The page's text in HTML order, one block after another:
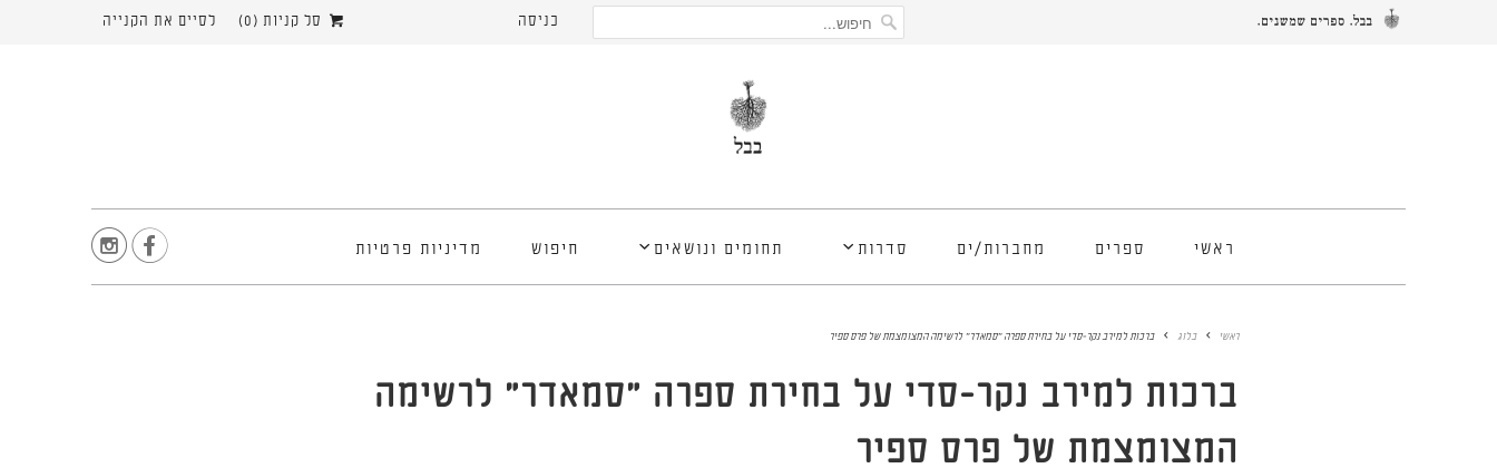
כניסה לסיים את הקנייה סל קניות ( 0
)

 ראשי ספרים מחברות/ים סדרות תחומים ונושאים חיפוש מדיניות פרטיות
ראשי בלוג ברכות למירב נקר-סדי על בחירת ספרה ״סמאדר״ לרשימה המצומצמת של פרס ספיר
ברכות למירב נקר-סדי על בחירת ספרה ״סמאדר״ לרשימה
המצומצמת של פרס ספיר